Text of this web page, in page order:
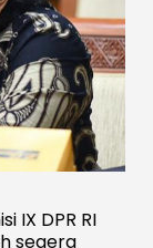
IX DPR RI
segera